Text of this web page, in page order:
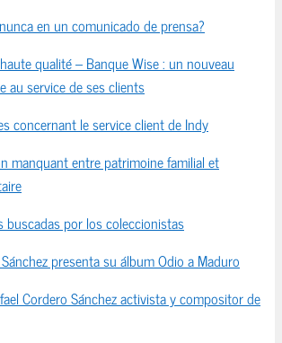
en un comunicado de prensa?
qualité – Banque Wise : un nouveau
au service de ses clients
concernant le service client de Indy
manquant entre patrimoine familial et
buscadas por los coleccionistas
presenta su álbum Odio a Maduro
Cordero Sánchez activista y compositor de